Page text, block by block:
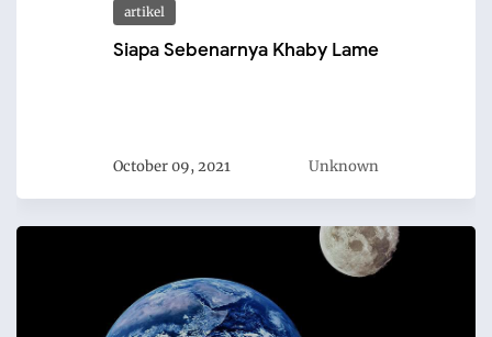
artikel
Siapa Sebenarnya Khaby Lame
October 09, 2021 Unknown